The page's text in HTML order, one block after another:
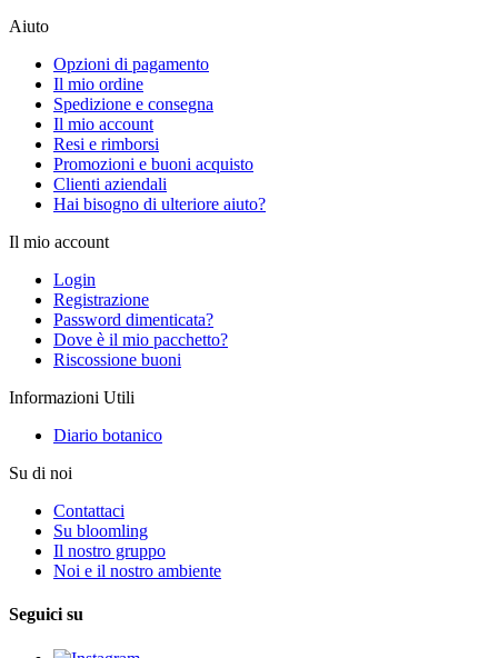
Aiuto
Opzioni di pagamento
Il mio ordine
Spedizione e consegna
Il mio account
Resi e rimborsi
Promozioni e buoni acquisto
Clienti aziendali
Hai bisogno di ulteriore aiuto?
Il mio account
Login
Registrazione
Password dimenticata?
Dove è il mio pacchetto?
Riscossione buoni
Informazioni Utili
Diario botanico
Su di noi
Contattaci
Su bloomling
Il nostro gruppo
Noi e il nostro ambiente
Seguici su